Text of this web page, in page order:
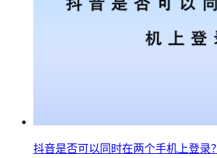
抖音是否可以同时在两个手机上登录？